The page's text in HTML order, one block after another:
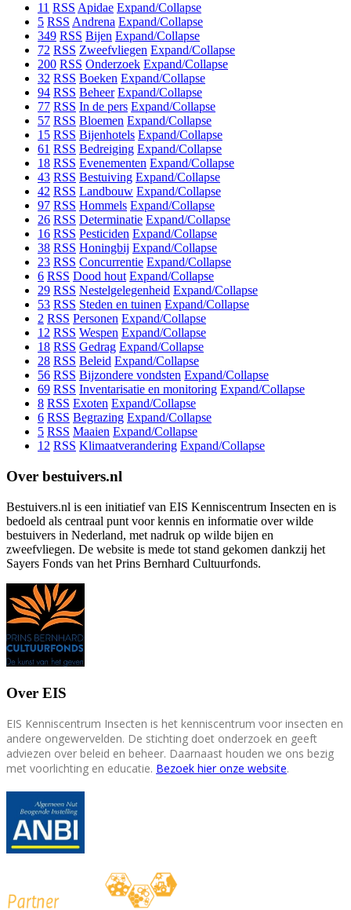
11 RSS Apidae Expand/Collapse
5 RSS Andrena Expand/Collapse
349 RSS Bijen Expand/Collapse
72 RSS Zweefvliegen Expand/Collapse
200 RSS Onderzoek Expand/Collapse
32 RSS Boeken Expand/Collapse
94 RSS Beheer Expand/Collapse
77 RSS In de pers Expand/Collapse
57 RSS Bloemen Expand/Collapse
15 RSS Bijenhotels Expand/Collapse
61 RSS Bedreiging Expand/Collapse
18 RSS Evenementen Expand/Collapse
43 RSS Bestuiving Expand/Collapse
42 RSS Landbouw Expand/Collapse
97 RSS Hommels Expand/Collapse
26 RSS Determinatie Expand/Collapse
16 RSS Pesticiden Expand/Collapse
38 RSS Honingbij Expand/Collapse
23 RSS Concurrentie Expand/Collapse
6 RSS Dood hout Expand/Collapse
29 RSS Nestelgelegenheid Expand/Collapse
53 RSS Steden en tuinen Expand/Collapse
2 RSS Personen Expand/Collapse
12 RSS Wespen Expand/Collapse
18 RSS Gedrag Expand/Collapse
28 RSS Beleid Expand/Collapse
56 RSS Bijzondere vondsten Expand/Collapse
69 RSS Inventarisatie en monitoring Expand/Collapse
8 RSS Exoten Expand/Collapse
6 RSS Begrazing Expand/Collapse
5 RSS Maaien Expand/Collapse
12 RSS Klimaatverandering Expand/Collapse
Over bestuivers.nl
Bestuivers.nl is een initiatief van EIS Kenniscentrum Insecten en is
bedoeld als centraal punt voor kennis en informatie over wilde
bestuivers in Nederland, met nadruk op wilde bijen en
zweefvliegen. De website is mede tot stand gekomen dankzij het
Sayers Fonds van het Prins Bernhard Cultuurfonds.
Over EIS
EIS Kenniscentrum Insecten is het kenniscentrum voor insecten en
andere ongewervelden. De stichting doet onderzoek en geeft
adviezen over beleid en beheer. Daarnaast houden we ons bezig
met voorlichting en educatie. Bezoek hier onze website.